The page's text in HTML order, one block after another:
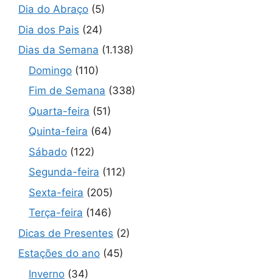
Dia do Abraço (5)
Dia dos Pais (24)
Dias da Semana (1.138)
Domingo (110)
Fim de Semana (338)
Quarta-feira (51)
Quinta-feira (64)
Sábado (122)
Segunda-feira (112)
Sexta-feira (205)
Terça-feira (146)
Dicas de Presentes (2)
Estações do ano (45)
Inverno (34)